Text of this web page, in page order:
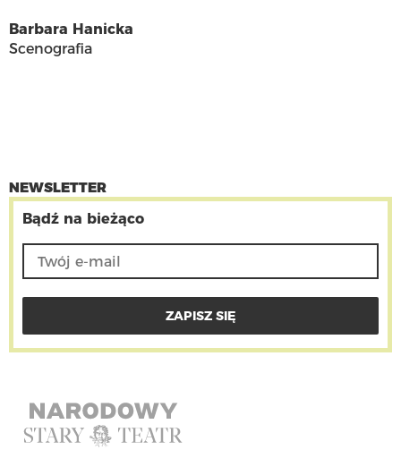
Barbara Hanicka
Scenografia
NEWSLETTER
Bądź na bieżąco